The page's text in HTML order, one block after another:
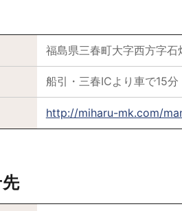
福島県三春町大字西方字石
船引・三春ICより車で15分
http://miharu-mk.com/